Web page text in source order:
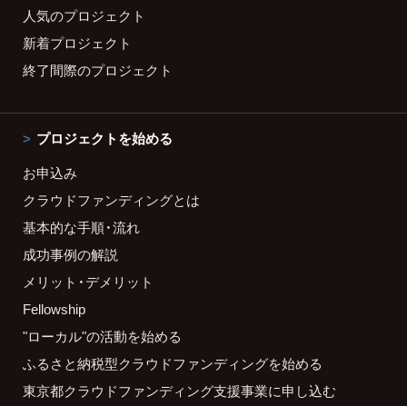
人気のプロジェクト
新着プロジェクト
終了間際のプロジェクト
プロジェクトを始める
お申込み
クラウドファンディングとは
基本的な手順・流れ
成功事例の解説
メリット・デメリット
Fellowship
"ローカル"の活動を始める
ふるさと納税型クラウドファンディングを始める
東京都クラウドファンディング支援事業に申し込む